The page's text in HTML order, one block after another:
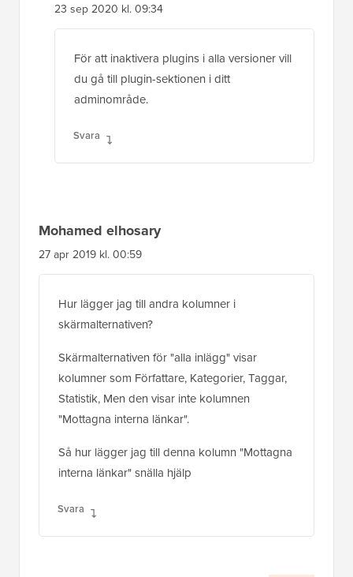
23 sep 2020 kl. 09:34
För att inaktivera plugins i alla versioner vill
du gå till plugin-sektionen i ditt
adminområde.
Svara
Mohamed elhosary
27 apr 2019 kl. 00:59
Hur lägger jag till andra kolumner i
skärmalternativen?
Skärmalternativen för "alla inlägg" visar
kolumner som Författare, Kategorier, Taggar,
Statistik, Men den visar inte kolumnen
"Mottagna interna länkar".
Så hur lägger jag till denna kolumn "Mottagna
interna länkar" snälla hjälp
Svara